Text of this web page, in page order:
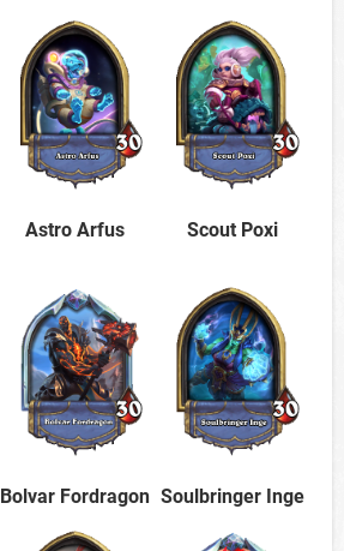
Astro Arfus Scout Poxi
Bolvar Fordragon Soulbringer Inge